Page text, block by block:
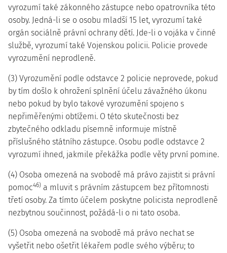
vyrozumí také zákonného zástupce nebo opatrovníka této
osoby. Jedná-li se o osobu mladší 15 let, vyrozumí také
orgán sociálně právní ochrany dětí. Jde-li o vojáka v činné
službě, vyrozumí také Vojenskou policii. Policie provede
vyrozumění neprodleně.
(3) Vyrozumění podle odstavce 2 policie neprovede, pokud
by tím došlo k ohrožení splnění účelu závažného úkonu
nebo pokud by bylo takové vyrozumění spojeno s
nepřiměřenými obtížemi. O této skutečnosti bez
zbytečného odkladu písemně informuje místně
příslušného státního zástupce. Osobu podle odstavce 2
vyrozumí ihned, jakmile překážka podle věty první pomine.
(4) Osoba omezená na svobodě má právo zajistit si právní
pomoc46) a mluvit s právním zástupcem bez přítomnosti
třetí osoby. Za tímto účelem poskytne policista neprodleně
nezbytnou součinnost, požádá-li o ni tato osoba.
(5) Osoba omezená na svobodě má právo nechat se
vyšetřit nebo ošetřit lékařem podle svého výběru; to